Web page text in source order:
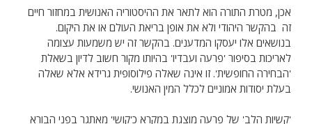
אכן, מטרת התורה הוא לתאר את ההיסטוריה האנושית במחזור חיים
זה בהקשר היהודי ולא את אופן בריאת העולם או את היקום.
בנושאים אלו יעסקו המדענים. בהקשר זה יש משמעות עצומה
לאריכות בסיפור 'פרעה ועבדיו' בהיותו מקור חשוב לדיון בשאלת
'הבחירה החופשית'. זו אינה שאלה פילוסופית גרידא אלא שאלה
בעלת יסודות אמוניים לכלל המין האנושי.
'קשיות הלב' של פרעה מוצגת במקרא כ'קושי' מאתגר בפני הבורא